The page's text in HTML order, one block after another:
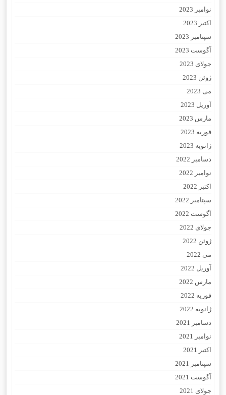
نوامبر 2023
اکتبر 2023
سپتامبر 2023
آگوست 2023
جولای 2023
ژوئن 2023
می 2023
آوریل 2023
مارس 2023
فوریه 2023
ژانویه 2023
دسامبر 2022
نوامبر 2022
اکتبر 2022
سپتامبر 2022
آگوست 2022
جولای 2022
ژوئن 2022
می 2022
آوریل 2022
مارس 2022
فوریه 2022
ژانویه 2022
دسامبر 2021
نوامبر 2021
اکتبر 2021
سپتامبر 2021
آگوست 2021
جولای 2021